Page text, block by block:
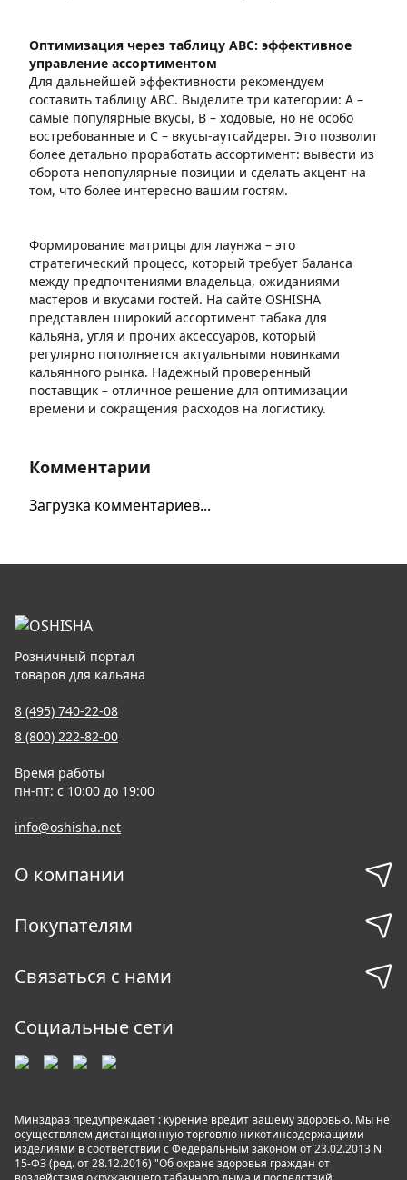
Оптимизация через таблицу АВС: эффективное
управление ассортиментом
Для дальнейшей эффективности рекомендуем
составить таблицу АВС. Выделите три категории: А –
самые популярные вкусы, В – ходовые, но не особо
востребованные и С – вкусы-аутсайдеры. Это позволит
более детально проработать ассортимент: вывести из
оборота непопулярные позиции и сделать акцент на
том, что более интересно вашим гостям.
Формирование матрицы для лаунжа – это
стратегический процесс, который требует баланса
между предпочтениями владельца, ожиданиями
мастеров и вкусами гостей. На сайте OSHISHA
представлен широкий ассортимент табака для
кальяна, угля и прочих аксессуаров, который
регулярно пополняется актуальными новинками
кальянного рынка. Надежный проверенный
поставщик – отличное решение для оптимизации
времени и сокращения расходов на логистику.
Комментарии
Загрузка комментариев...
Розничный портал
товаров для кальяна
8 (495) 740-22-08
8 (800) 222-82-00
Время работы
пн-пт: с 10:00 до 19:00
info@oshisha.net
О компании
Покупателям
Связаться с нами
Социальные сети
Минздрав предупреждает : курение вредит вашему здоровью. Мы не
осуществляем дистанционную торговлю никотинсодержащими
изделиями в соответствии с Федеральным законом от 23.02.2013 N
15-ФЗ (ред. от 28.12.2016) "Об охране здоровья граждан от